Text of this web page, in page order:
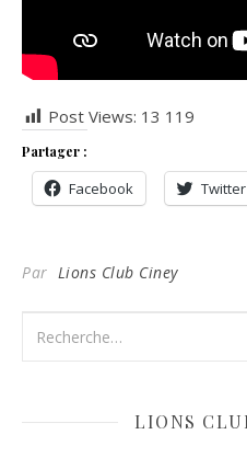
Post Views: 13 119
Partager :
Facebook Twitter
Par Lions Club Ciney
LIONS